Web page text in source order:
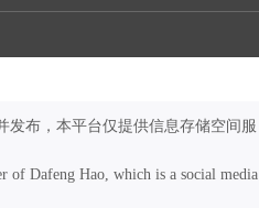
发布，本平台仅提供信息存储空间服
of Dafeng Hao, which is a social media